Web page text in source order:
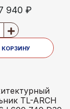
940 ₽
КОРЗИНУ